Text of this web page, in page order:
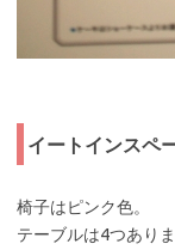
イートインスペ
椅子はピンク色。
テーブルは4つあり